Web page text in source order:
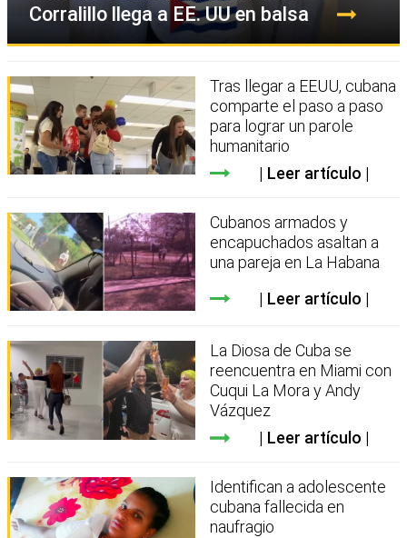
Corralillo llega a EE. UU en balsa
Tras llegar a EEUU, cubana
comparte el paso a paso
para lograr un parole
humanitario
Leer artículo
Cubanos armados y
encapuchados asaltan a
una pareja en La Habana
Leer artículo
La Diosa de Cuba se
reencuentra en Miami con
Cuqui La Mora y Andy
Vázquez
Leer artículo
Identifican a adolescente
cubana fallecida en
naufragio